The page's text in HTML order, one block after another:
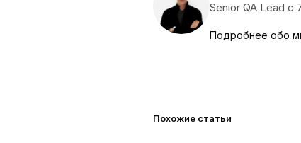
Senior QA Lead
Подробнее обо
Похожие статьи